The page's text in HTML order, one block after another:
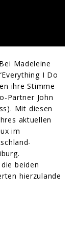
Madeleine
I Do
ihre Stimme
Partner John
Mit diesen
aktuellen
im
beiden
hierzulande